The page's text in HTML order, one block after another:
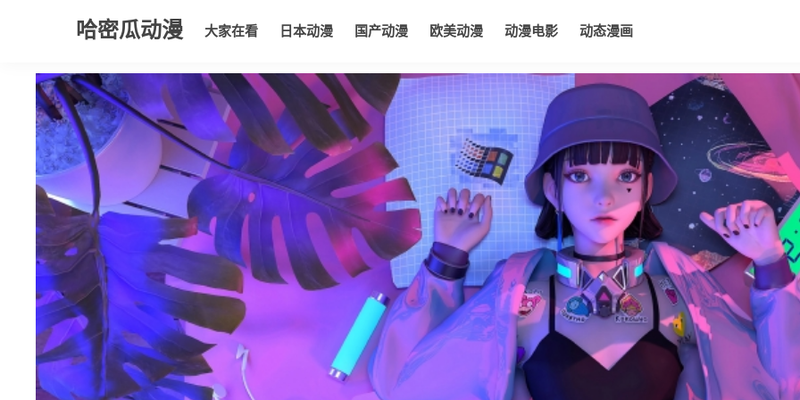
哈密瓜动漫 大家在看 日本动漫 国产动漫 欧美动漫 动漫电影 动态漫画
大家在看 日本动漫 国产动漫 欧美动漫 动漫电影 动态漫画